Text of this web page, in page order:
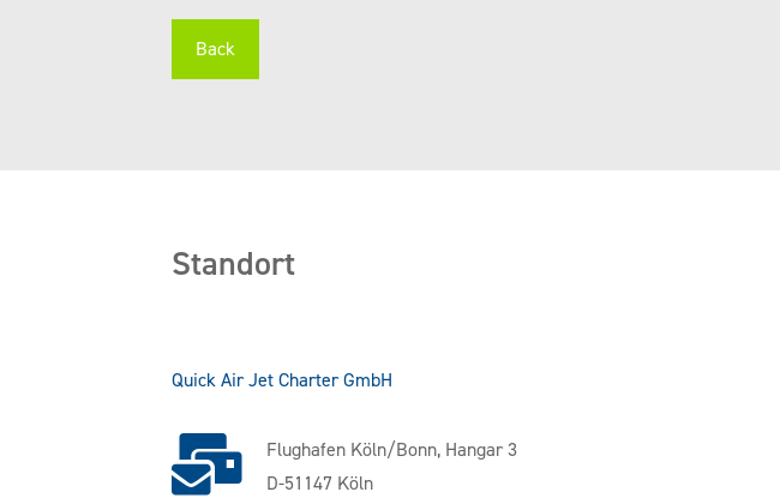
Back
Standort
Quick Air Jet Charter GmbH
Flughafen Köln/Bonn, Hangar 3
D-51147 Köln